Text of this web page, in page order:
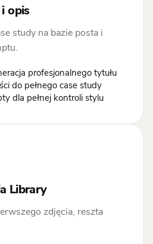
opis
study na bazie posta i
profesjonalnego tytułu
do pełnego case study
dla pełnej kontroli stylu
Library
zdjęcia, reszta